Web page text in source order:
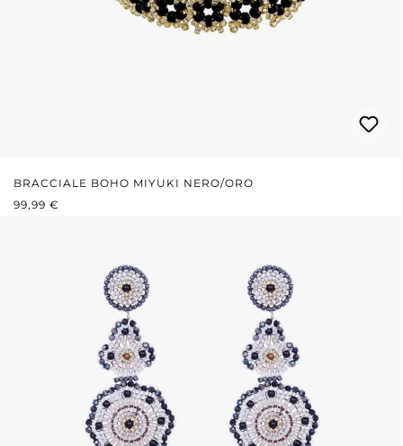
BRACCIALE BOHO MIYUKI NERO/ORO
PREZZO NORMALE:
99,99 €